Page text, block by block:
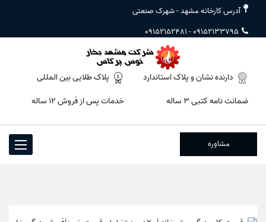
آدرس کارخانه مشهد - شهرک صنعتی
09152133795
-
09152152481
دارنده نشان و پلاک استاندارد
ضمانت نامه کتبی ۳ ساله
پلاک طلایی بین المللی
خدمات پس از فروش ۱۲ ساله
Toggle
مشاوره